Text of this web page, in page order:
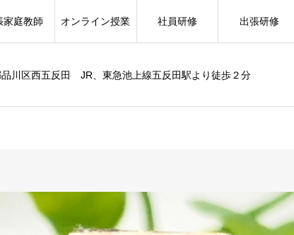
川区西五反田 JR、東急池上線五反田駅より徒歩２分
家庭教師 オンライン授業 社員研修 出張研修